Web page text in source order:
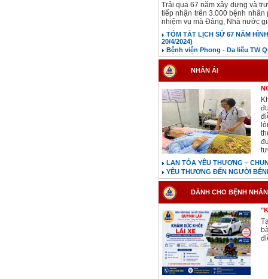
Trải qua 67 năm xây dựng và
tiếp nhận trên 3.000 bệnh
nhiệm vụ mà Đảng, Nhà nước
TÓM TẮT LỊCH SỬ 67 NĂM
20/4/2024)
Bệnh viện Phong - Da liễu TW
NHÂN ÁI
LAN TỎA YÊU THƯƠNG –
YÊU THƯƠNG ĐẾN NGƯỜI
DÀNH CHO BỆNH NHÂN